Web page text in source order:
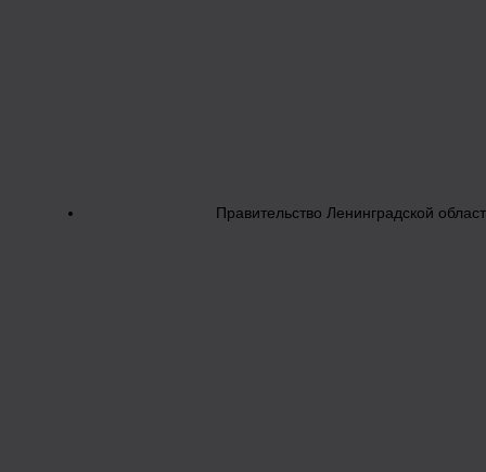
Правительство Ленинградской